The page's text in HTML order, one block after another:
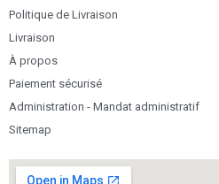
Politique de Livraison
Livraison
À propos
Paiement sécurisé
Administration - Mandat administratif
Sitemap